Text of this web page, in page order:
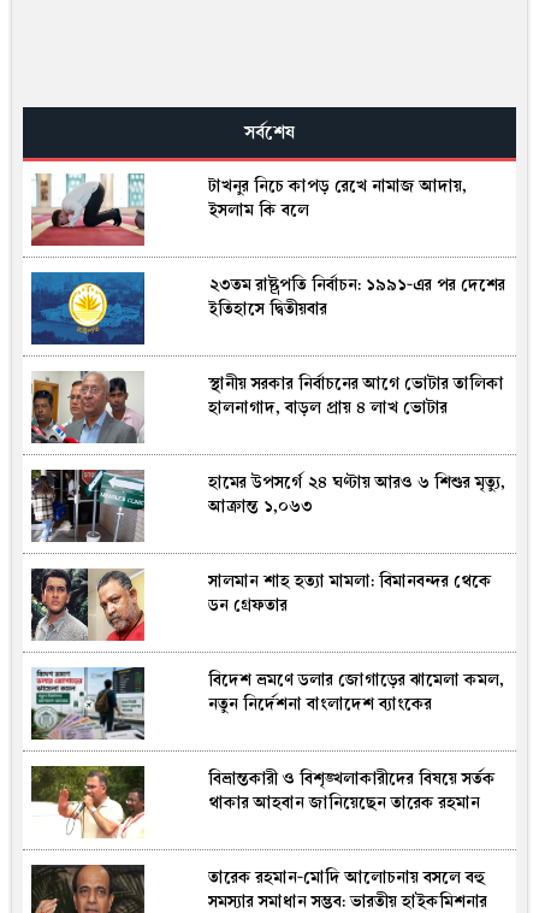
সর্বশেষ
টাখনুর নিচে কাপড় রেখে নামাজ আদায়,
ইসলাম কি বলে
২৩তম রাষ্ট্রপতি নির্বাচন: ১৯৯১-এর পর দেশের
ইতিহাসে দ্বিতীয়বার
স্থানীয় সরকার নির্বাচনের আগে ভোটার তালিকা
হালনাগাদ, বাড়ল প্রায় ৪ লাখ ভোটার
হামের উপসর্গে ২৪ ঘণ্টায় আরও ৬ শিশুর মৃত্যু,
আক্রান্ত ১,০৬৩
সালমান শাহ হত্যা মামলা: বিমানবন্দর থেকে
ডন গ্রেফতার
বিদেশ ভ্রমণে ডলার জোগাড়ের ঝামেলা কমল,
নতুন নির্দেশনা বাংলাদেশ ব্যাংকের
বিভ্রান্তকারী ও বিশৃঙ্খলাকারীদের বিষয়ে সর্তক
থাকার আহবান জানিয়েছেন তারেক রহমান
তারেক রহমান-মোদি আলোচনায় বসলে বহু
সমস্যার সমাধান সম্ভব: ভারতীয় হাইকমিশনার